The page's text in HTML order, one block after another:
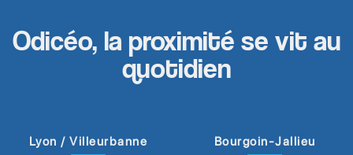
Odicéo, la proximité se vit au
quotidien
Lyon / Villeurbanne Bourgoin-Jallieu